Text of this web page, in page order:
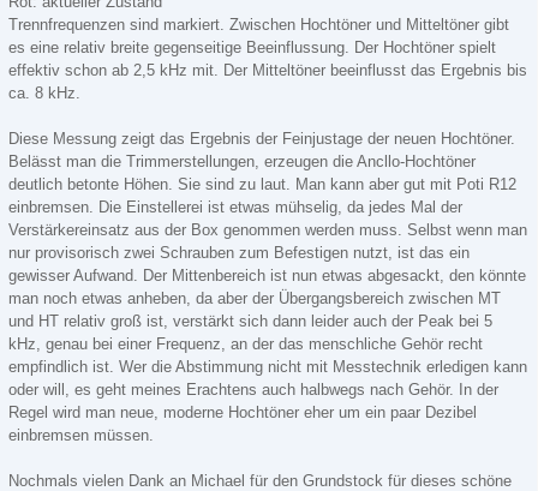
Trennfrequenzen sind markiert. Zwischen Hochtöner und Mitteltöner gibt
es eine relativ breite gegenseitige Beeinflussung. Der Hochtöner spielt
effektiv schon ab 2,5 kHz mit. Der Mitteltöner beeinflusst das Ergebnis bis
ca. 8 kHz.
Diese Messung zeigt das Ergebnis der Feinjustage der neuen Hochtöner.
Belässt man die Trimmerstellungen, erzeugen die Ancllo-Hochtöner
deutlich betonte Höhen. Sie sind zu laut. Man kann aber gut mit Poti R12
einbremsen. Die Einstellerei ist etwas mühselig, da jedes Mal der
Verstärkereinsatz aus der Box genommen werden muss. Selbst wenn man
nur provisorisch zwei Schrauben zum Befestigen nutzt, ist das ein
gewisser Aufwand. Der Mittenbereich ist nun etwas abgesackt, den könnte
man noch etwas anheben, da aber der Übergangsbereich zwischen MT
und HT relativ groß ist, verstärkt sich dann leider auch der Peak bei 5
kHz, genau bei einer Frequenz, an der das menschliche Gehör recht
empfindlich ist. Wer die Abstimmung nicht mit Messtechnik erledigen kann
oder will, es geht meines Erachtens auch halbwegs nach Gehör. In der
Regel wird man neue, moderne Hochtöner eher um ein paar Dezibel
einbremsen müssen.
Nochmals vielen Dank an Michael für den Grundstock für dieses schöne